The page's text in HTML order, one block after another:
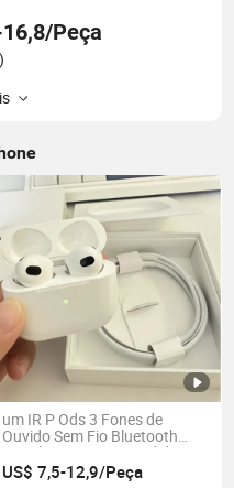
Peça
um IR P Ods 3 Fones de
Ouvido Sem Fio Bluetooth
Populares e Mais Vendidos
US$ 7,5-12,9/Peça